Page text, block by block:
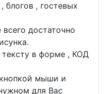
блогов , гостевых
достаточно
в форме , КОД
мыши и
для Вас